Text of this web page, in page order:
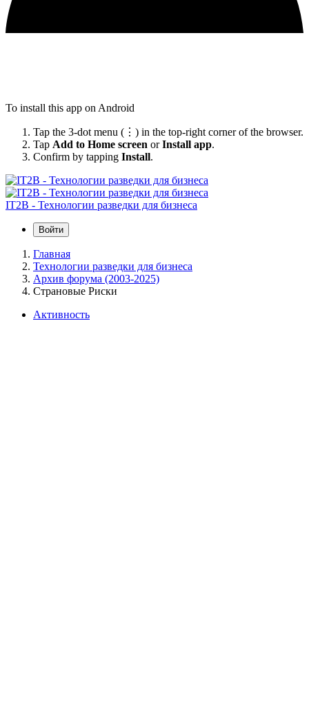
To install this app on Android
Tap the 3-dot menu (⋮) in the top-right corner of the browser.
Tap Add to Home screen orInstall app.
Confirm by tapping Install.
IT2B - Технологии разведки для бизнеса
Войти
Главная
Технологии разведки для бизнеса
Архив форума (2003-2025)
Страновые Риски
Активность